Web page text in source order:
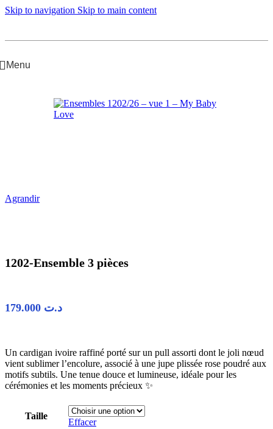
Skip to navigation Skip to main content
Menu
Agrandir
1202-Ensemble 3 pièces
د.ت
Un cardigan ivoire raffiné porté sur un pull assorti dont le joli nœud
vient sublimer l’encolure, associé à une jupe plissée rose poudré aux
motifs subtils. Une tenue douce et lumineuse, idéale pour les
cérémonies et les moments précieux ✨
Taille
Effacer